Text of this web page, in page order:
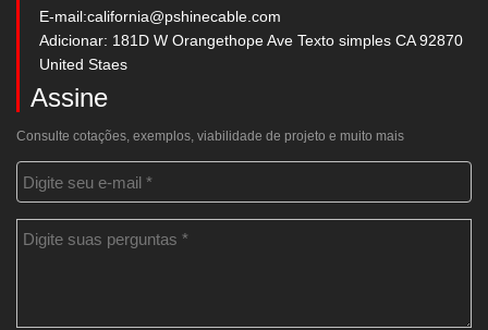
E-mail:california@pshinecable.com
Adicionar: 181D W Orangethope Ave Texto simples CA 92870
United Staes
Assine
Consulte cotações, exemplos, viabilidade de projeto e muito mais